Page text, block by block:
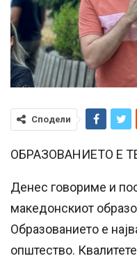
Сподели
ОБРАЗОВАНИЕТО Е
Денес говориме и
македонскиот
Образованието е
општество.